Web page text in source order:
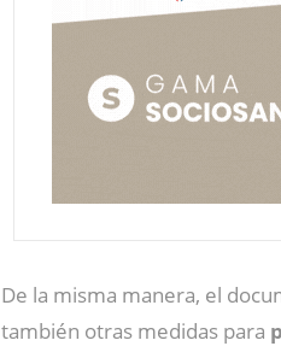
De la misma manera, el
también otras medidas para